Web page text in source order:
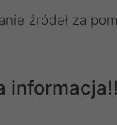
źródeł za